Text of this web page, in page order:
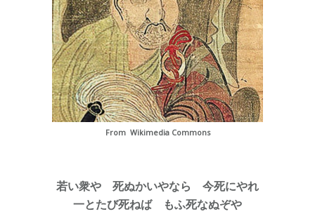
From Wikimedia Commons
若い衆や 死ぬかいやなら 今死にやれ
一とたび死ねば もふ死なぬぞや